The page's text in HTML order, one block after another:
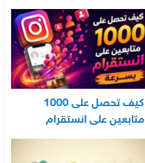
الأندرويد
كيف تحصل على 1000
متابعين على انستقرام
بسرعة